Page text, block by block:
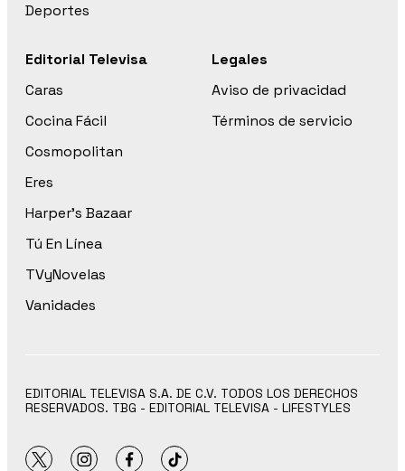
Deportes
Editorial Televisa
Caras
Cocina Fácil
Cosmopolitan
Eres
Harper’s Bazaar
Tú En Línea
TVyNovelas
Vanidades
Legales
Aviso de privacidad
Términos de servicio
EDITORIAL TELEVISA S.A. DE C.V. TODOS LOS DERECHOS
RESERVADOS. TBG - EDITORIAL TELEVISA - LIFESTYLES